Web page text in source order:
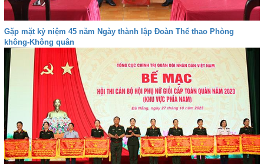
Gặp mặt kỷ niệm 45 năm Ngày thành lập Đoàn Thể thao Phòng
không-Không quân